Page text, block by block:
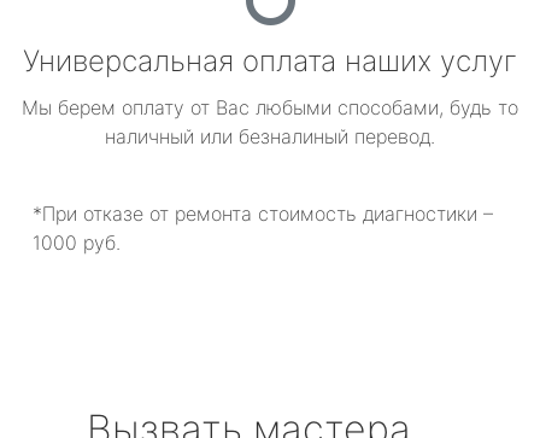
Универсальная оплата наших услуг
Мы берем оплату от Вас любыми способами, будь то
наличный или безналиный перевод.
*При отказе от ремонта стоимость диагностики –
1000 руб.